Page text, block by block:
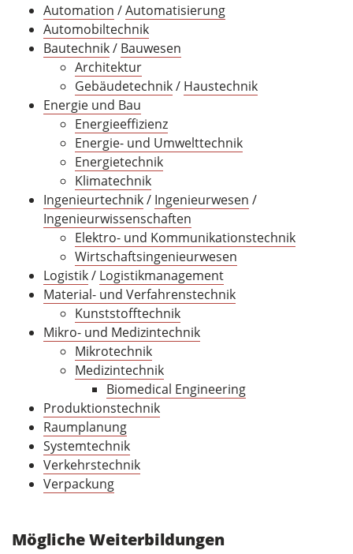
Automation /Automatisierung
Automobiltechnik
Bautechnik/ Bauwesen
Architektur
Gebäudetechnik/ Haustechnik
Energie und Bau
Energieeffizienz
Energie- und Umwelttechnik
Energietechnik
Klimatechnik
Ingenieurtechnik/ Ingenieurwesen /
Ingenieurwissenschaften
Elektro- und Kommunikationstechnik
Wirtschaftsingenieurwesen
Logistik/ Logistikmanagement
Material- und Verfahrenstechnik
Kunststofftechnik
Mikro- und Medizintechnik
Mikrotechnik
Medizintechnik
Biomedical Engineering
Produktionstechnik
Raumplanung
Systemtechnik
Verkehrstechnik
Verpackung
Mögliche Weiterbildungen